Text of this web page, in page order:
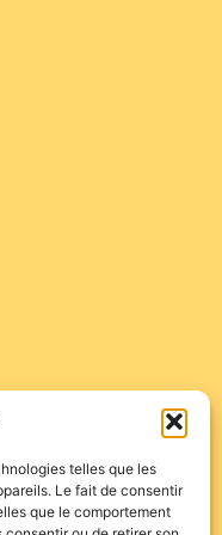
telles que les
Le fait de consentir
que le comportement